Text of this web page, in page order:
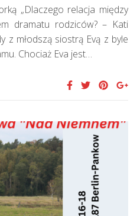
„Dlaczego relacja między
dramatu rodziców? – Kati
z młodszą siostrą Evą z byle
Chociaż Eva jest…